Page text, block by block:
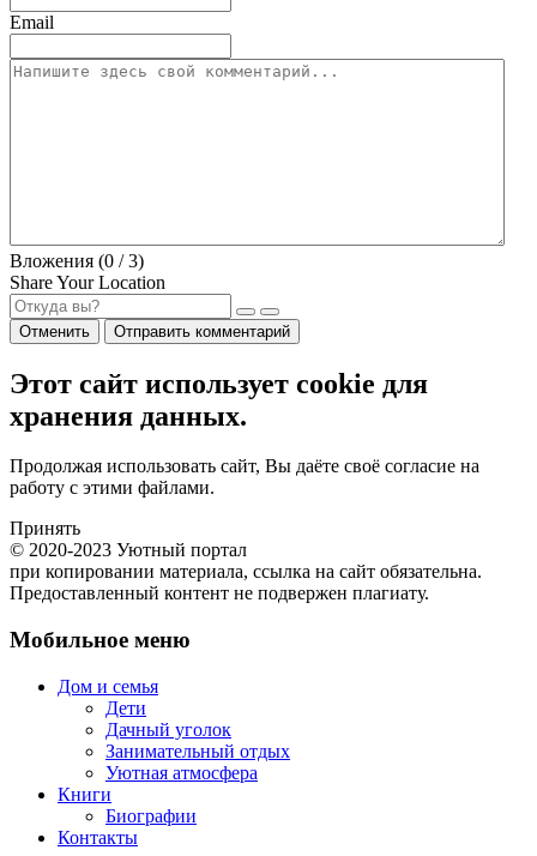
Email
Вложения (0 / 3)
Share Your Location
Отменить Отправить комментарий
Этот сайт использует cookie для
хранения данных.
Продолжая использовать сайт, Вы даёте своё согласие на
работу с этими файлами.
Принять
© 2020-2023 Уютный портал
при копировании материала, ссылка на сайт обязательна.
Предоставленный контент не подвержен плагиату.
Мобильное меню
Дом и семья
Дети
Дачный уголок
Занимательный отдых
Уютная атмосфера
Книги
Биографии
Контакты